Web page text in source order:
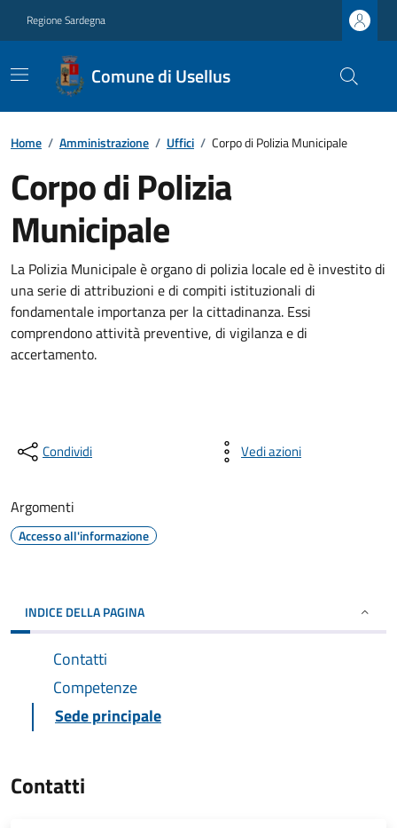
Regione Sardegna
Comune di Usellus
Home / Amministrazione / Uffici / Corpo di Polizia Municipale
Corpo di Polizia
Municipale
La Polizia Municipale è organo di polizia locale ed è investito di
una serie di attribuzioni e di compiti istituzionali di
fondamentale importanza per la cittadinanza. Essi
comprendono attività preventive, di vigilanza e di
accertamento.
Condividi Vedi azioni
Argomenti
Accesso all'informazione
INDICE DELLA PAGINA
Contatti
Competenze
Sede principale
Contatti